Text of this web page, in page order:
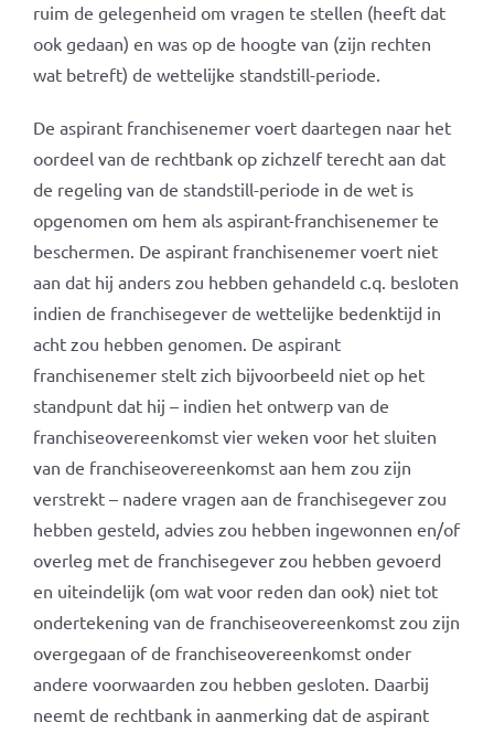
ruim de gelegenheid om vragen te stellen (heeft dat
ook gedaan) en was op de hoogte van (zijn rechten
wat betreft) de wettelijke standstill-periode.
De aspirant franchisenemer voert daartegen naar het
oordeel van de rechtbank op zichzelf terecht aan dat
de regeling van de standstill-periode in de wet is
opgenomen om hem als aspirant-franchisenemer te
beschermen. De aspirant franchisenemer voert niet
aan dat hij anders zou hebben gehandeld c.q. besloten
indien de franchisegever de wettelijke bedenktijd in
acht zou hebben genomen. De aspirant
franchisenemer stelt zich bijvoorbeeld niet op het
standpunt dat hij – indien het ontwerp van de
franchiseovereenkomst vier weken voor het sluiten
van de franchiseovereenkomst aan hem zou zijn
verstrekt – nadere vragen aan de franchisegever zou
hebben gesteld, advies zou hebben ingewonnen en/of
overleg met de franchisegever zou hebben gevoerd
en uiteindelijk (om wat voor reden dan ook) niet tot
ondertekening van de franchiseovereenkomst zou zijn
overgegaan of de franchiseovereenkomst onder
andere voorwaarden zou hebben gesloten. Daarbij
neemt de rechtbank in aanmerking dat de aspirant